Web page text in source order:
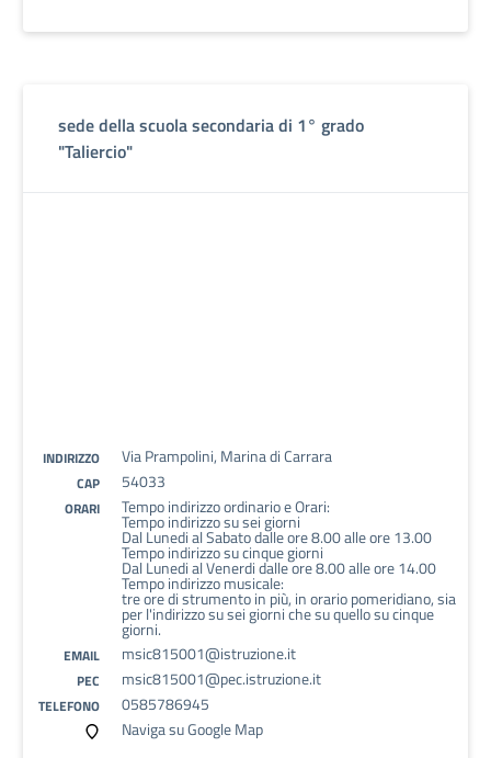
sede della scuola secondaria di 1° grado
"Taliercio"
INDIRIZZO Via Prampolini, Marina di Carrara
CAP 54033
ORARI Tempo indirizzo ordinario e Orari:
Tempo indirizzo su sei giorni
Dal Lunedi al Sabato dalle ore 8.00 alle ore 13.00
Tempo indirizzo su cinque giorni
Dal Lunedi al Venerdi dalle ore 8.00 alle ore 14.00
Tempo indirizzo musicale:
tre ore di strumento in più, in orario pomeridiano, sia
per l'indirizzo su sei giorni che su quello su cinque
giorni.
EMAIL msic815001@istruzione.it
PEC msic815001@pec.istruzione.it
TELEFONO
0585786945
Naviga su Google Map